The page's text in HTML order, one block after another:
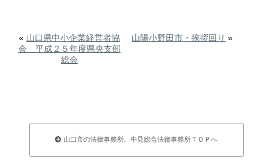
« 山口県中小企業経営者協
会 平成２５年度県央支部
総会
山陽小野田市・挨拶回り »
山口市の法律事務所、牛見総合法律事務所ＴＯＰへ